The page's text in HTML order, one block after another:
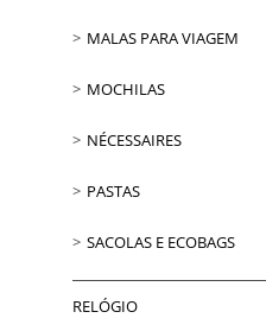
MALAS PARA VIAGEM
MOCHILAS
NÉCESSAIRES
PASTAS
SACOLAS E ECOBAGS
RELÓGIO